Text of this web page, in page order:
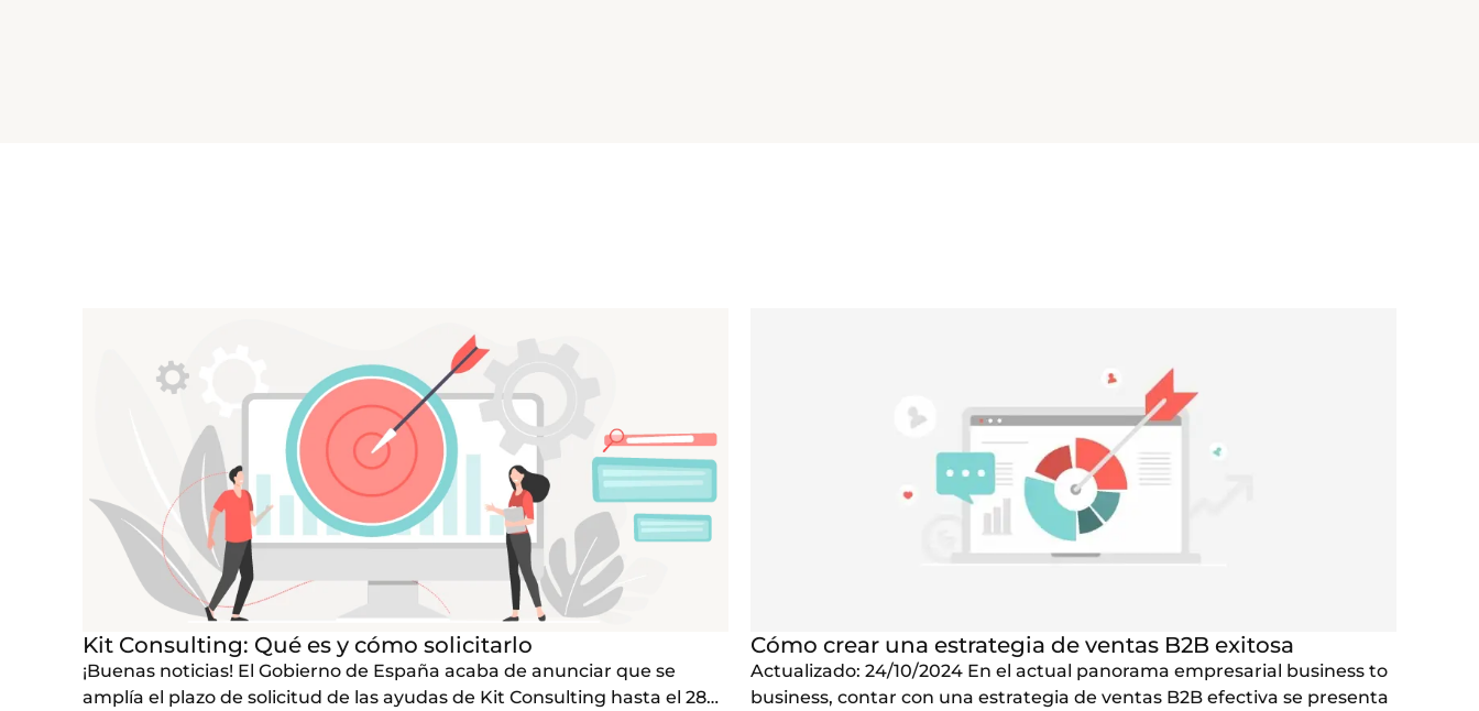
Kit Consulting: Qué es y cómo solicitarlo
¡Buenas noticias! El Gobierno de España acaba de anunciar que se
amplía el plazo de solicitud de las ayudas de Kit Consulting hasta el 28…
Cómo crear una estrategia de ventas B2B exitosa
Actualizado: 24/10/2024 En el actual panorama empresarial business to
business, contar con una estrategia de ventas B2B efectiva se presenta